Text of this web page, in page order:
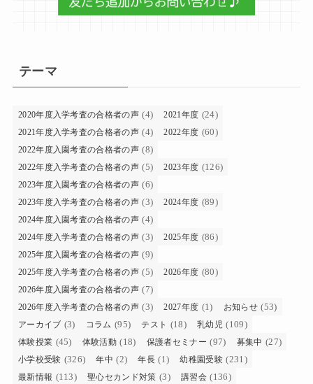
テーマ
2020年度入学考査の合格者の声 (4) 2021年度 (24)
2021年度入学考査の合格者の声 (4) 2022年度 (60)
2022年度入園考査の合格者の声 (8)
2022年度入学考査の合格者の声 (5) 2023年度 (126)
2023年度入園考査の合格者の声 (6)
2023年度入学考査の合格者の声 (3) 2024年度 (89)
2024年度入園考査の合格者の声 (4)
2024年度入学考査の合格者の声 (3) 2025年度 (86)
2025年度入園考査の合格者の声 (9)
2025年度入学考査の合格者の声 (5) 2026年度 (80)
2026年度入園考査の合格者の声 (7)
2026年度入学考査の合格者の声 (3) 2027年度 (1) お知らせ (53)
アーカイブ (3) コラム (95) テスト (18) 乳幼児 (109)
体験授業 (45) 体験活動 (18) 保護者セミナー (97) 募集中 (27)
小学校受験 (326) 年中 (2) 年長 (1) 幼稚園受験 (231)
最新情報 (113) 聖心セカンド対策 (3) 講習会 (136)